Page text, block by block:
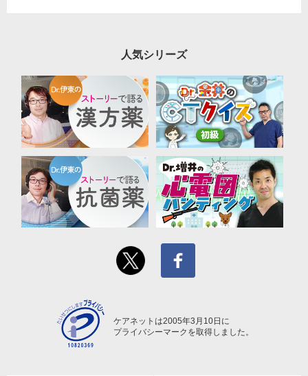
人気シリーズ
ケアネットは2005年3月10日に
プライバシーマークを取得しました。